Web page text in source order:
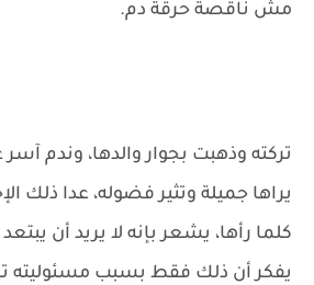
مش ناقصة حرقة دم.
تركته وذهبت بجوار والدها، وندم
يراها جميلة وتثير فضوله، عدا ذلك
كلما رأها، يشعر بإنه لا يريد أن
يفكر أن ذلك فقط بسبب مسئوليته